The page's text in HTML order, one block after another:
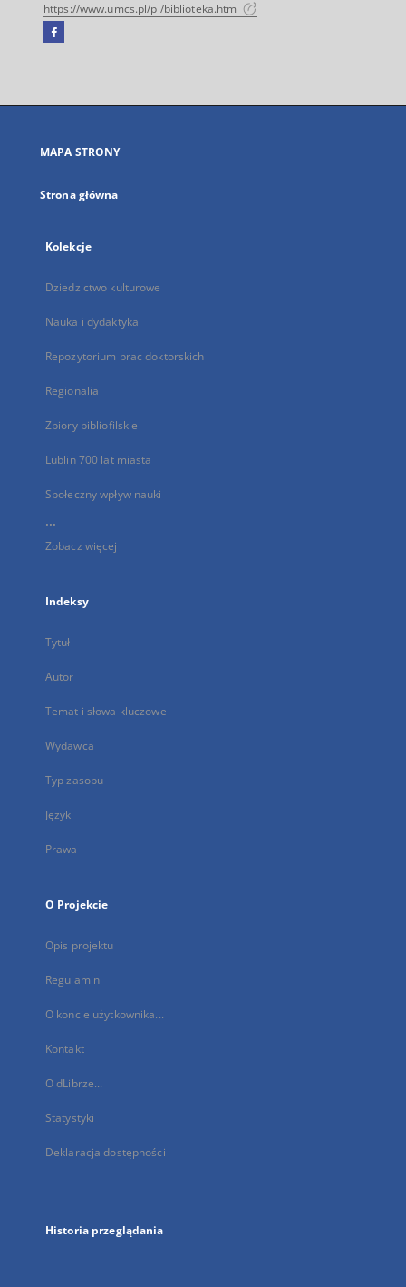
https://www.umcs.pl/pl/biblioteka.htm
Facebook
się
karcie
MAPA STRONY
Strona główna
Kolekcje
Dziedzictwo kulturowe
Nauka i dydaktyka
Repozytorium prac doktorskich
Regionalia
Zbiory bibliofilskie
Lublin 700 lat miasta
Społeczny wpływ nauki
...
Zobacz więcej
Indeksy
Tytuł
Autor
Temat i słowa kluczowe
Wydawca
Typ zasobu
Język
Prawa
O Projekcie
Opis projektu
Regulamin
O koncie użytkownika...
Kontakt
O dLibrze...
Statystyki
Deklaracja dostępności
Historia przeglądania